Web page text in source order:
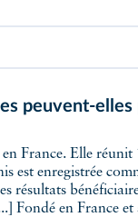
peuvent-
est enregistrée
résultats
Fondé en France
[...], 14 enseignes
français. Le
que société